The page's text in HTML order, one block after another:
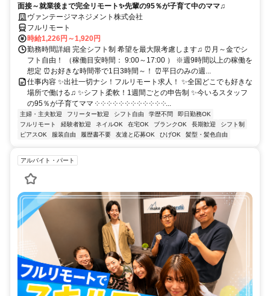
面接～就業後まで完全リモート✨先輩の95％が子育て中のママ♫
ヴァンテージマネジメント株式会社
フルリモート
時給1,226円～1,920円
勤務時間詳細 完全シフト制 希望を最大限考慮します♫ ⏰月～金でシ
フト自由！ （稼働目安時間： 9:00～17:00 ） ※週9時間以上の稼働を
想定 ⏰お好きな時間帯で1日3時間～！ ⏰平日のみの週...
仕事内容 ✨出社一切ナシ！フルリモート求人！ ✨全国どこでも好きな
場所で働ける♫ ✨シフト柔軟！1週間ごとの申告制 ✨今いるスタッフ
の95％が子育てママ ༶ ༶ ༶ ༶ ༶ ༶ ༶ ༶ ༶ ༶ ༶ ༶...
主婦・主夫歓迎 フリーター歓迎 シフト自由 学歴不問
即日勤務OK
フルリモート
経験者歓迎 ネイルOK 在宅OK ブランクOK 長期歓迎
シフト制
ピアスOK
服装自由 履歴書不要 友達と応募OK ひげOK 髪型・髪色自由
アルバイト・パート